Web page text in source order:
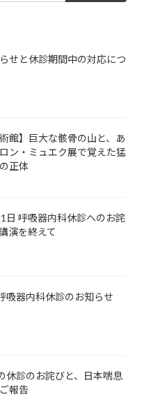
せと休診期間中の対応につ
館】巨大な骸骨の山と、あ
ン・ミュエク展で覚えた猛
正体
日 呼吸器内科休診へのお詫
演を終えて
吸器内科休診のお知らせ
休診のお詫びと、日本喘息
報告